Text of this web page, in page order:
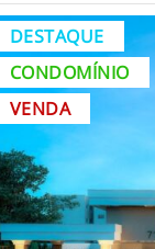
DESTAQUE
CONDOMÍNIO
VENDA